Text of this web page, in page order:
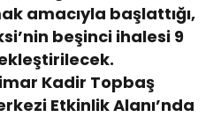
amacıyla başlattığı,
beşinci ihalesi 9
Kadir Topbaş
Etkinlik Alanı’nda